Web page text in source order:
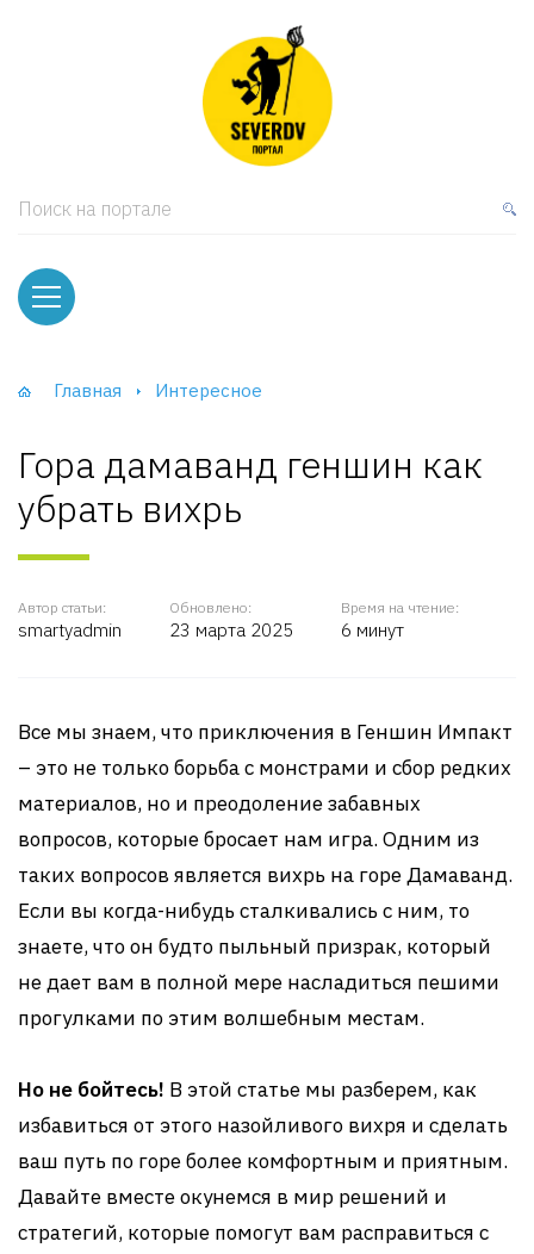
Поиск на портале
Главная Интересное
Гора дамаванд геншин как
убрать вихрь
Автор статьи:
smartyadmin
Обновлено:
23 марта 2025
Время на чтение:
6 минут
Все мы знаем, что приключения в Геншин Импакт
– это не только борьба с монстрами и сбор редких
материалов, но и преодоление забавных
вопросов, которые бросает нам игра. Одним из
таких вопросов является вихрь на горе Дамаванд.
Если вы когда-нибудь сталкивались с ним, то
знаете, что он будто пыльный призрак, который
не дает вам в полной мере насладиться пешими
прогулками по этим волшебным местам.
Но не бойтесь! В этой статье мы разберем, как
избавиться от этого назойливого вихря и сделать
ваш путь по горе более комфортным и приятным.
Давайте вместе окунемся в мир решений и
стратегий, которые помогут вам расправиться с
и тумбы